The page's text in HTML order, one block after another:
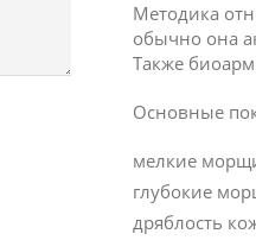
Методика
обычно она
Также
Основные
мелкие
глубокие
дряблость